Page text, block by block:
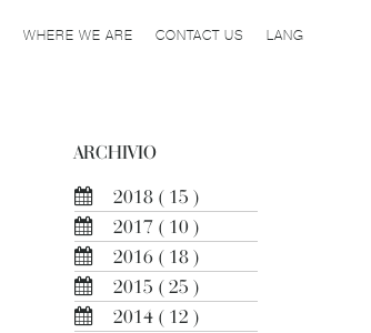
WHERE WE ARE CONTACT US LANG
ARCHIVIO
2018 ( 15 )
2017 ( 10 )
2016 ( 18 )
2015 ( 25 )
2014 ( 12 )